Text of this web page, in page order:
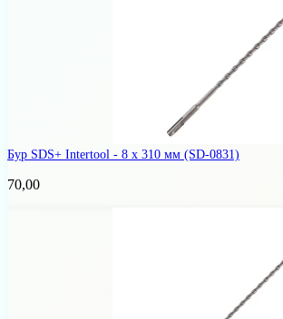
Бур SDS+ Intertool - 8 х 310 мм (SD-0831)
70,00